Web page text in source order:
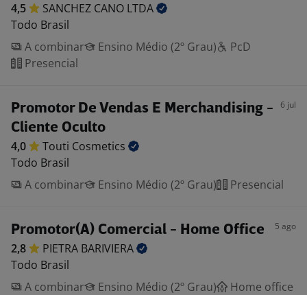
4,5 SANCHEZ CANO LTDA
Todo Brasil
A combinar
Ensino Médio (2º Grau)
PcD
Presencial
Promotor De Vendas E Merchandising -
Cliente Oculto
6 jul
4,0 Touti Cosmetics
Todo Brasil
A combinar
Ensino Médio (2º Grau) Presencial
Promotor(A) Comercial - Home Office 5 ago
2,8 PIETRA BARIVIERA
Todo Brasil
A combinar
Ensino Médio (2º Grau) Home office